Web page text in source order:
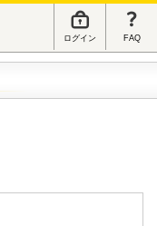
ログイン FAQ